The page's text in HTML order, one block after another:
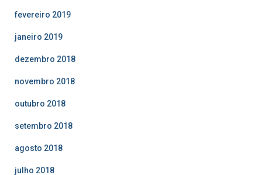
fevereiro 2019
janeiro 2019
dezembro 2018
novembro 2018
outubro 2018
setembro 2018
agosto 2018
julho 2018